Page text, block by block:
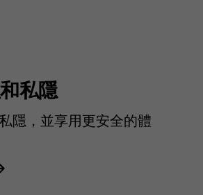
私隱
隱，並享用更安全的體